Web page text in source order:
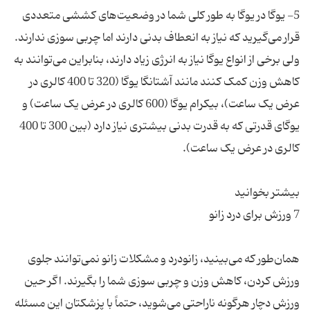
5- یوگا در یوگا به طور کلی شما در وضعیت‌های کششی متعددی
قرار می‌گیرید که نیاز به انعطاف بدنی دارند اما چربی سوزی ندارند.
ولی برخی از انواع یوگا نیاز به انرژی زیاد دارند، بنابراین می‌توانند به
کاهش وزن کمک کنند مانند آشتانگا یوگا (320 تا 400 کالری در
عرض یک ساعت)، بیکرام یوگا (600 کالری در عرض یک ساعت) و
یوگای قدرتی که به قدرت بدنی بیشتری نیاز دارد (بین 300 تا 400
همان‌طور که می‌بینید، زانودرد و مشکلات زانو نمی‌توانند جلوی
ورزش کردن، کاهش وزن و چربی سوزی شما را بگیرند. اگر حین
ورزش دچار هرگونه ناراحتی می‌شوید، حتماً با پزشکتان این مسئله